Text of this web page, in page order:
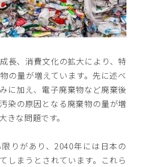
長、消費文化の拡大により、特
の量が増えています。先に述べ
に加え、電子廃棄物など廃棄後
染の原因となる廃棄物の量が増
きな問題です。
りがあり、2040年には日本の
しまうとされています。これら